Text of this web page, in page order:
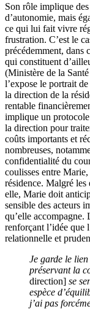
Son rôle implique
d’autonomie, mais
ce qui lui fait vivre
frustration. C’est le
précédemment, dans
qui constituent
(Ministère de la
l’expose le portrait
la direction de la
rentable
implique un
la direction pour
coûts importants et
nombreuses,
confidentialité du
coulisses entre
résidence. Malgré les
elle, Marie doit
sensible des acteurs
qu’elle accompagne.
renforçant l’idée que
relationnelle et
Je garde le
préservant la
direction] se
espèce
j’ai pas